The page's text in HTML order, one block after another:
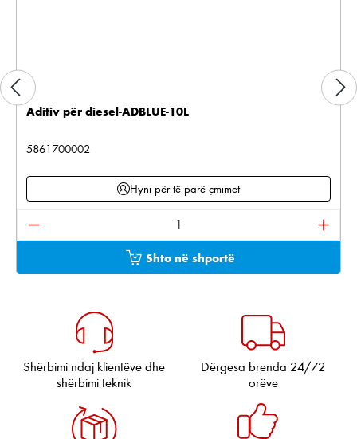
Aditiv për diesel-ADBLUE-10L
5861700002
Hyni për të parë çmimet
Sasia e produktit: Shkruani sasinë e dëshiruar
Shto në shportë
Shërbimi ndaj klientëve dhe
shërbimi teknik
Dërgesa brenda 24/72
orëve